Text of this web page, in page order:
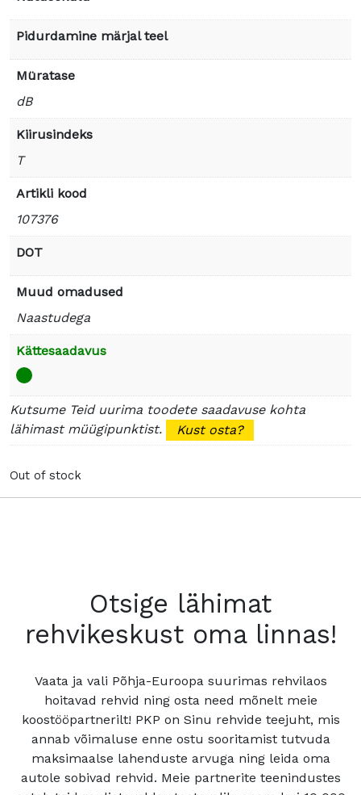
Pidurdamine märjal teel
Müratase
dB
Kiirusindeks
T
Artikli kood
107376
DOT
Muud omadused
Naastudega
Kättesaadavus
Kutsume Teid uurima toodete saadavuse kohta
lähimast müügipunktist.
Kust osta?
Out of stock
Otsige lähimat
rehvikeskust oma linnas!
Vaata ja vali Põhja-Euroopa suurimas rehvilaos
hoitavad rehvid ning osta need mõnelt meie
koostööpartnerilt! PKP on Sinu rehvide teejuht, mis
annab võimaluse enne ostu sooritamist tutvuda
maksimaalse lahenduste arvuga ning leida oma
autole sobivad rehvid. Meie partnerite teenindustes